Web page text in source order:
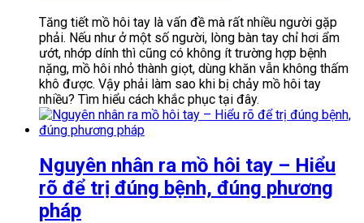
Tăng tiết mồ hôi tay là vấn đề mà rất nhiều người gặp
phải. Nếu như ở một số người, lòng bàn tay chỉ hơi ẩm
ướt, nhớp dính thì cũng có không ít trường hợp bệnh
nặng, mồ hôi nhỏ thành giọt, dùng khăn vẫn không thấm
khô được. Vậy phải làm sao khi bị chảy mồ hôi tay
nhiều? Tìm hiểu cách khắc phục tại đây.
Nguyên nhân ra mồ hôi tay – Hiểu
rõ để trị đúng bệnh, đúng phương
pháp